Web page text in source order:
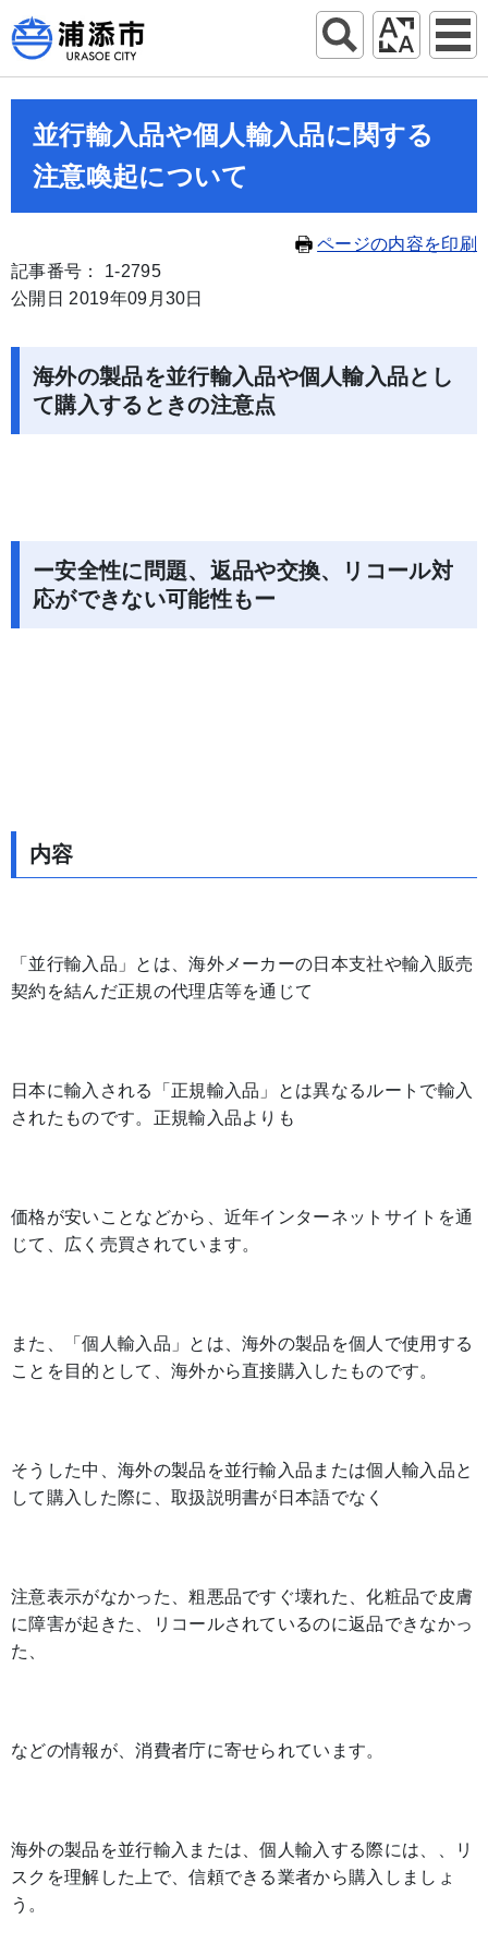
並行輸入品や個人輸入品に関する
注意喚起について
ページの内容を印刷
記事番号： 1-2795
公開日 2019年09月30日
海外の製品を並行輸入品や個人輸入品とし
て購入するときの注意点
ー安全性に問題、返品や交換、リコール対
応ができない可能性もー
内容
「並行輸入品」とは、海外メーカーの日本支社や輸入販売
契約を結んだ正規の代理店等を通じて
日本に輸入される「正規輸入品」とは異なるルートで輸入
されたものです。正規輸入品よりも
価格が安いことなどから、近年インターネットサイトを通
じて、広く売買されています。
また、「個人輸入品」とは、海外の製品を個人で使用する
ことを目的として、海外から直接購入したものです。
そうした中、海外の製品を並行輸入品または個人輸入品と
して購入した際に、取扱説明書が日本語でなく
注意表示がなかった、粗悪品ですぐ壊れた、化粧品で皮膚
に障害が起きた、リコールされているのに返品できなかっ
た、
などの情報が、消費者庁に寄せられています。
海外の製品を並行輸入または、個人輸入する際には、、リ
スクを理解した上で、信頼できる業者から購入しましょ
う。